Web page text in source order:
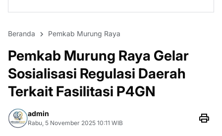
Beranda Pemkab Murung Raya
Pemkab Murung Raya Gelar
Sosialisasi Regulasi Daerah
Terkait Fasilitasi P4GN
admin
Rabu, 5 November 2025 10:11 WIB